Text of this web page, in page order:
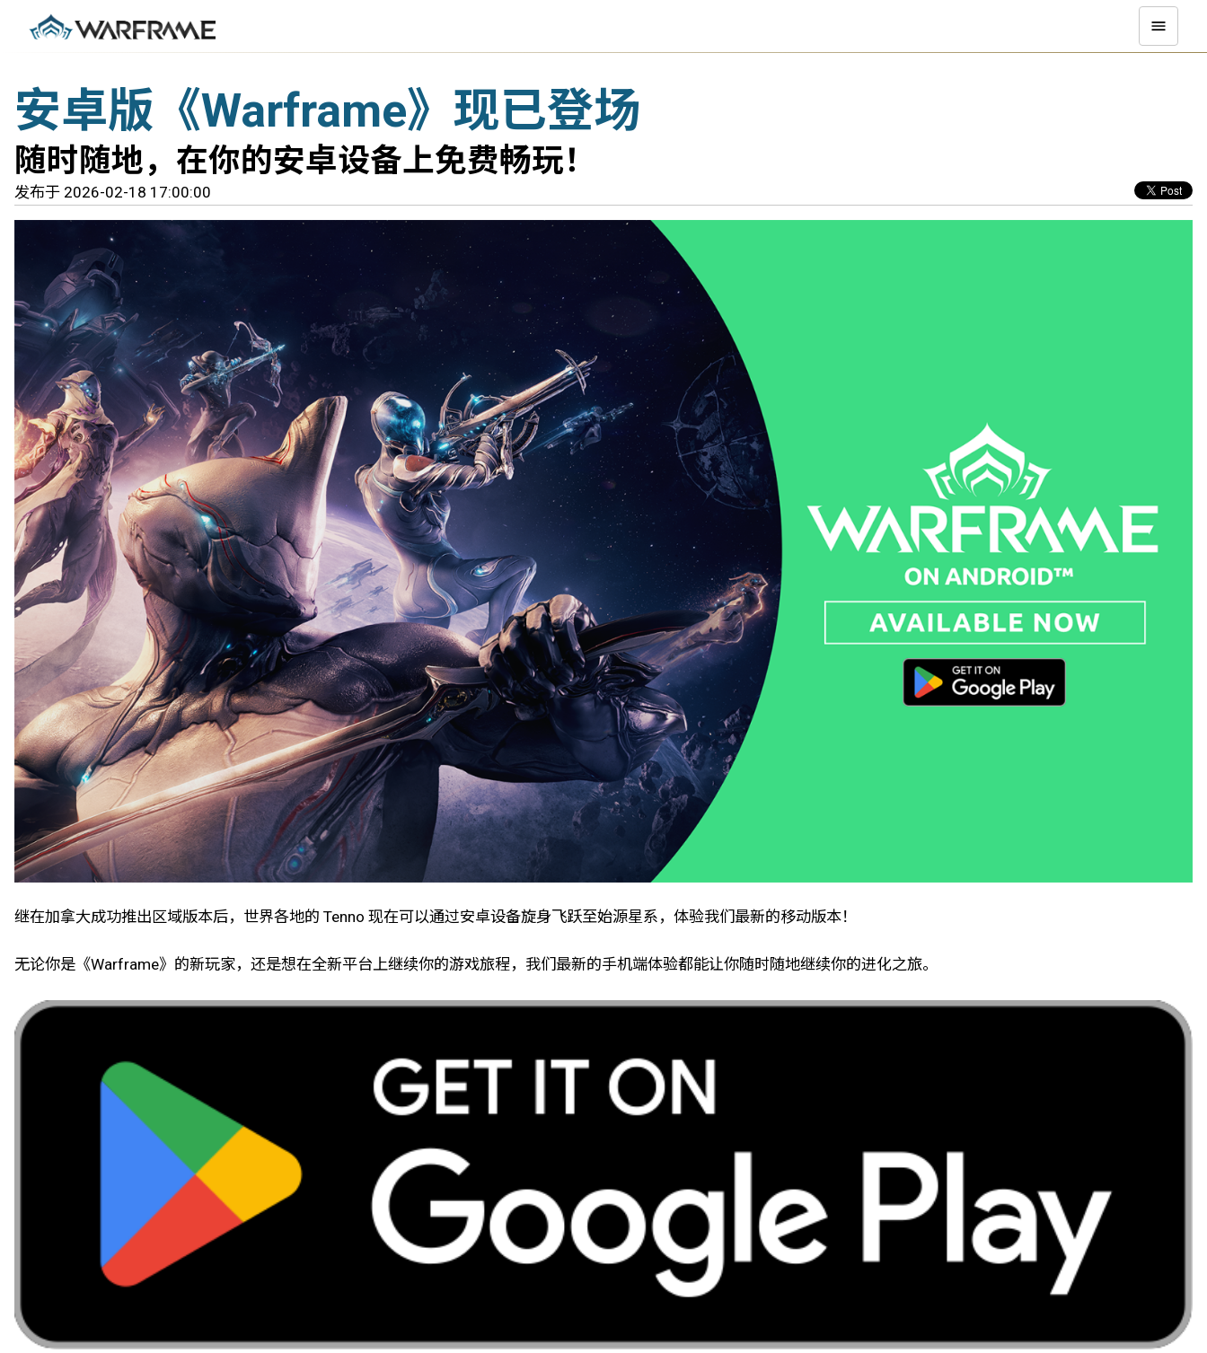
安卓版《Warframe》现已登场
随时随地，在你的安卓设备上免费畅玩！
发布于 2026-02-18 17:00:00
继在加拿大成功推出区域版本后，世界各地的 Tenno 现在可以通过安卓设备旋身飞跃至始源星系，体验我们最新的移动版本！
无论你是《Warframe》的新玩家，还是想在全新平台上继续你的游戏旅程，我们最新的手机端体验都能让你随时随地继续你的进化之旅。